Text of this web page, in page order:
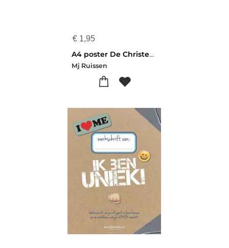
€ 1,95
A4 poster De Christenreis
Mj Ruissen